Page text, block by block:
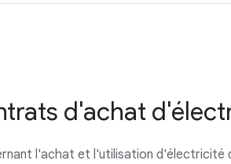
d'achat
l'achat et l'utilisation d'électricité